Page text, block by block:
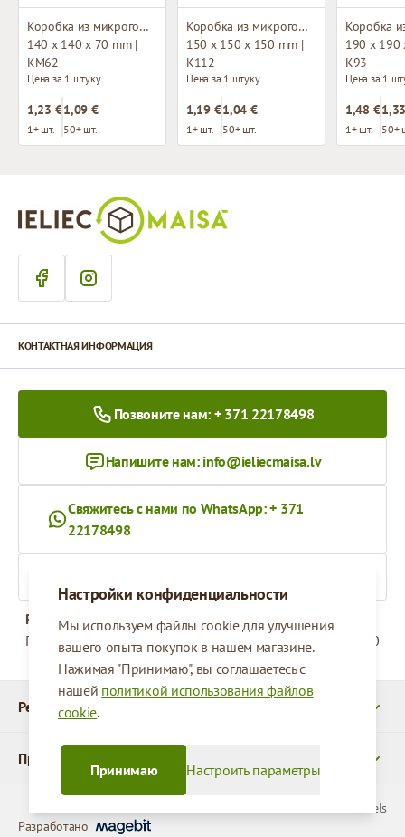
Коробка из микрогофрокартона
140 x 140 x 70 mm |
KM62
Цена за 1 штуку
1,23 €
1+ шт.
1,09 €
50+ шт.
Коробка из микрогофрокартона
150 x 150 x 150 mm |
K112
Цена за 1 штуку
1,19 €
1+ шт.
1,04 €
50+ шт.
190 x 190
K93
Цена за 1
1,48 €
1+ шт. 50+
Настройки конфиденциальности
Мы используем файлы cookie для улучшения
вашего опыта покупок в нашем магазине.
Нажимая "Принимаю", вы соглашаетесь с
нашей политикой использования файлов
cookie.
Настроить параметры
Принимаю
Реквизиты
Продукты
КОНТАКТНАЯ ИНФОРМАЦИЯ
Позвоните нам: + 371 22178498
Напишите нам: info@ieliecmaisa.lv
Свяжитесь с нами по WhatsApp: + 371
22178498
Рабочее время
Понедельник - Пятница
09:00 - 17:00
© 2026 SIA Parcels
Разработано